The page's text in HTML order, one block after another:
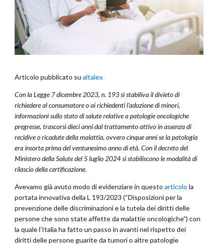
Articolo pubblicato su altalex
Con la Legge 7 dicembre 2023, n. 193 si stabiliva il divieto di
richiedere al consumatore o ai richiedenti l’adozione di minori,
informazioni sullo stato di salute relative a patologie oncologiche
pregresse, trascorsi dieci anni dal trattamento attivo in assenza di
recidive o ricadute della malattia, ovvero cinque anni se la patologia
era insorta prima del ventunesimo anno di età. Con il decreto del
Ministero della Salute del 5 luglio 2024 si stabiliscono le modalità di
rilascio della certificazione.
Avevamo già avuto modo di evidenziare in questo articolo la
portata innovativa della L 193/2023 (“Disposizioni per la
prevenzione delle discriminazioni e la tutela dei diritti delle
persone che sono state affette da malattie oncologiche”) con
la quale l’Italia ha fatto un passo in avanti nel rispetto dei
diritti delle persone guarite da tumori o altre patologie